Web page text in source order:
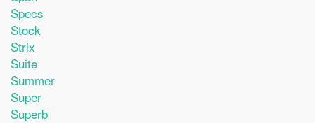
Specs
Stock
Strix
Suite
Summer
Super
Superb